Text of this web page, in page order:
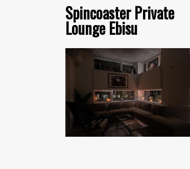
Spincoaster Private
Lounge Ebisu